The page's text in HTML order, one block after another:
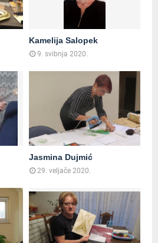
Kamelija Salopek
9. svibnja 2020.
Jasmina Dujmić
29. veljače 2020.